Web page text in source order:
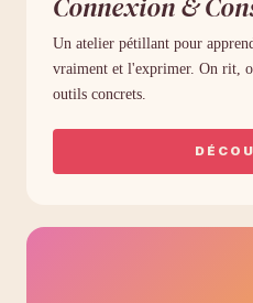
Un atelier pétillant pour
vraiment et l'exprimer. On rit,
outils concrets.